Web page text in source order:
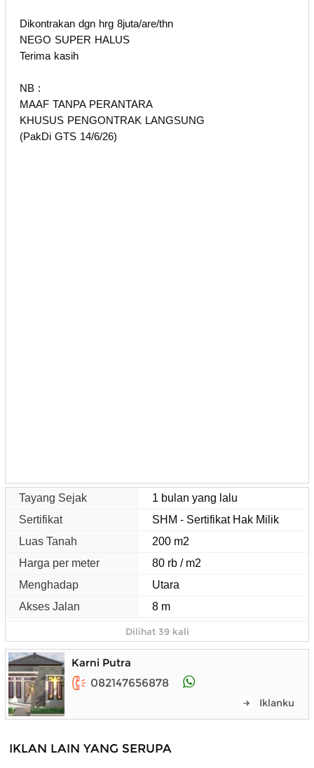
Dikontrakan dgn hrg 8juta/are/thn
NEGO SUPER HALUS
Terima kasih
NB :
MAAF TANPA PERANTARA
KHUSUS PENGONTRAK LANGSUNG
(PakDi GTS 14/6/26)
Tayang Sejak
1 bulan yang lalu
Sertifikat
SHM - Sertifikat Hak Milik
Luas Tanah
200 m2
Harga per meter
80 rb / m2
Menghadap
Utara
Akses Jalan
8 m
Dilihat 39 kali
Karni Putra
082147656878
Iklanku
IKLAN LAIN YANG SERUPA